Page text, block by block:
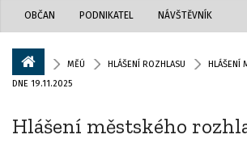
OBČAN PODNIKATEL NÁVŠTĚVNÍK
MĚÚ HLÁŠENÍ ROZHLASU
HLÁŠENÍ
DNE 19.11.2025
Hlášení městského